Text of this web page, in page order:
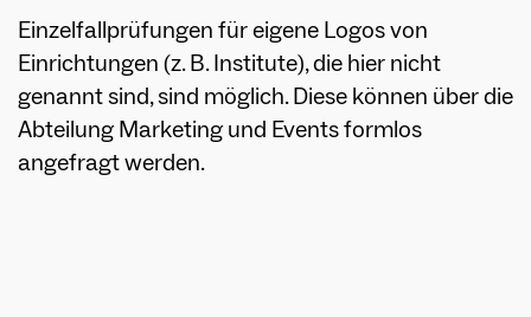
Einzelfallprüfungen für eigene Logos von
Einrichtungen (z. B. Institute), die hier nicht
genannt sind, sind möglich. Diese können über die
Abteilung Marketing und Events formlos
angefragt werden.